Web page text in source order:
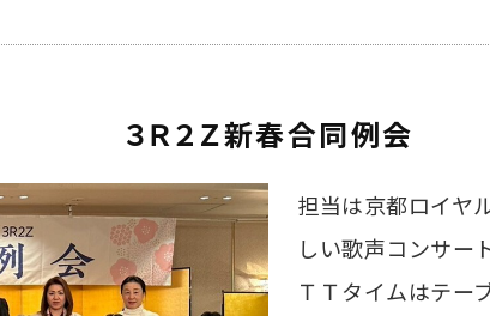
３Ｒ２Ｚ新春合同例会
担当は京都ロイヤ
しい歌声コンサー
ＴＴタイムはテー